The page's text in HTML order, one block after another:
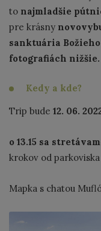
to najmladšie
pre krásny
sanktuária
fotografiách nižšie.
Kedy a kde?
Trip bude 12. 06.
o 13.15 sa
krokov od
Mapka s chatou